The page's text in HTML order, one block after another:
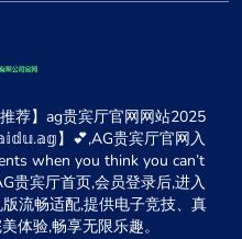
荐】ag贵宾厅官网网站2025
】💕,AG贵宾厅官网入
when you think you can’t
贵宾厅首页,会员登录后,进入
流畅适配,提供电子竞技、真
体验,畅享无限乐趣。